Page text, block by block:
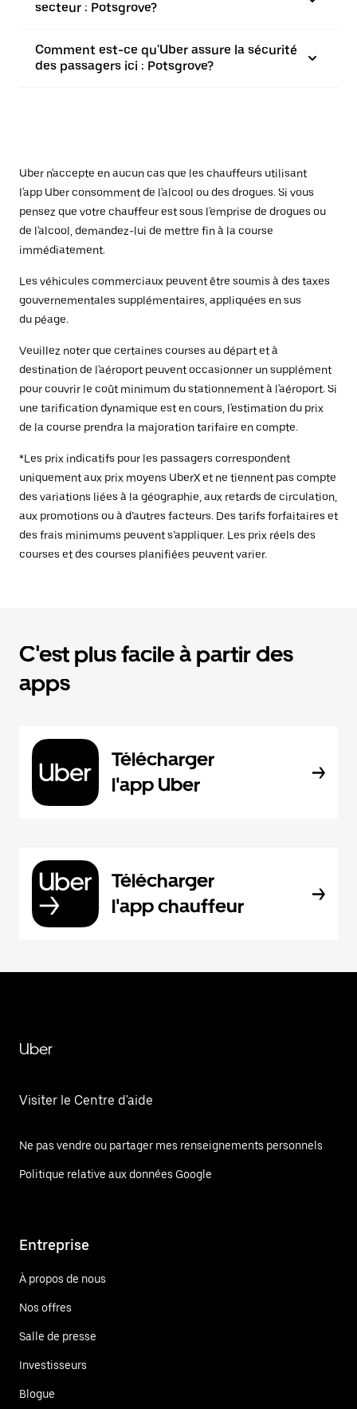
secteur : Potsgrove?
Comment est-ce qu'Uber assure la sécurité
des passagers ici : Potsgrove?
Uber n'accepte en aucun cas que les chauffeurs utilisant
l'app Uber consomment de l'alcool ou des drogues. Si vous
pensez que votre chauffeur est sous l'emprise de drogues ou
de l'alcool, demandez-lui de mettre fin à la course
immédiatement.
Les véhicules commerciaux peuvent être soumis à des taxes
gouvernementales supplémentaires, appliquées en sus
du péage.
Veuillez noter que certaines courses au départ et à
destination de l'aéroport peuvent occasionner un supplément
pour couvrir le coût minimum du stationnement à l'aéroport. Si
une tarification dynamique est en cours, l'estimation du prix
de la course prendra la majoration tarifaire en compte.
*Les prix indicatifs pour les passagers correspondent
uniquement aux prix moyens UberX et ne tiennent pas compte
des variations liées à la géographie, aux retards de circulation,
aux promotions ou à d’autres facteurs. Des tarifs forfaitaires et
des frais minimums peuvent s’appliquer. Les prix réels des
courses et des courses planifiées peuvent varier.
C'est plus facile à partir des
apps
Télécharger
l'app Uber
Télécharger
l'app chauffeur
Uber
Visiter le Centre d'aide
Ne pas vendre ou partager mes renseignements personnels
Politique relative aux données Google
Entreprise
À propos de nous
Nos offres
Salle de presse
Investisseurs
Blogue